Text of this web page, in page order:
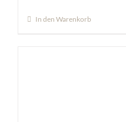
In den Warenkorb